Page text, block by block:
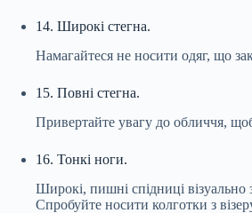
14. Широкі стегна.
Намагайтеся не носити одяг, що
15. Повні стегна.
Привертайте увагу до обличчя,
16. Тонкі ноги.
Широкі, пишні спідниці візуально
Спробуйте носити колготки з